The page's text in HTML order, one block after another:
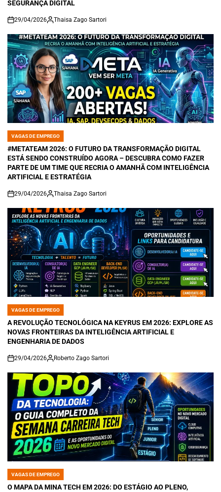
SEGURANÇA DIGITAL
on
29/04/2026 Thaisa Zago Sartori
POSTED
IN
VAGAS DE EMPREGO
#METATEAM 2026: O FUTURO DA TRANSFORMAÇÃO DIGITAL
ESTÁ SENDO CONSTRUÍDO AGORA – DESCUBRA COMO FAZER
PARTE DE UM TIME QUE RECRIA O AMANHÃ COM INTELIGÊNCIA
ARTIFICIAL E ESTRATÉGIA
on
29/04/2026 Thaisa Zago Sartori
POSTED
IN
VAGAS DE EMPREGO
A REVOLUÇÃO TECNOLÓGICA NA KEYRUS EM 2026: EXPLORE AS
NOVAS FRONTEIRAS DA INTELIGÊNCIA ARTIFICIAL E
ENGENHARIA DE DADOS
on
29/04/2026 Roberto Zago Sartori
POSTED
IN
VAGAS DE EMPREGO
O MAPA DA MINA TECH EM 2026: DO ESTÁGIO AO PLENO,